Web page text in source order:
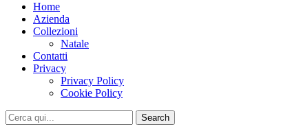
Home
Azienda
Collezioni
Natale
Contatti
Privacy
Privacy Policy
Cookie Policy